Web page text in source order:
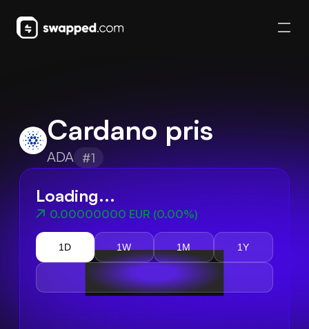
Cardano pris
ADA #1
Loading...
0.00000000 EUR (0.00%)
1D 1W 1M 1Y